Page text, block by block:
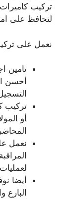
تركيب
لتحافظ على
نعمل على
تامين
أحسن
تركيب
أو
نعمل
أيضا